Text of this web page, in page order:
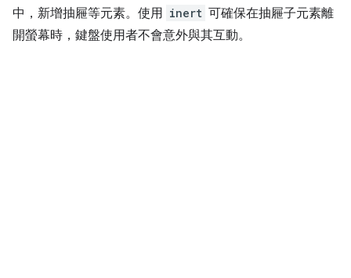
中，新增抽屜等元素。使用 inert 可確保在抽屜子元素離
開螢幕時，鍵盤使用者不會意外與其互動。